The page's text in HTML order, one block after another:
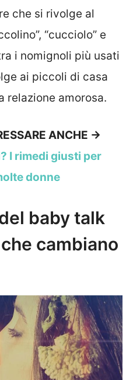
che si rivolge al
“cucciolo” e
i nomignoli più usati
ai piccoli di casa
relazione amorosa.
ANCHE ->
I rimedi giusti per
donne
baby talk
cambiano